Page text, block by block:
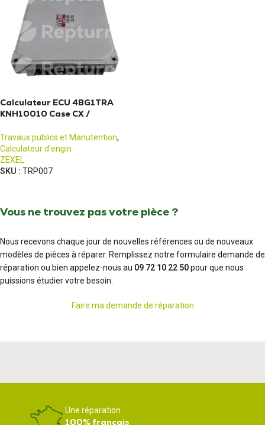
Calculateur ECU 4BG1TRA
KNH10010 Case CX /
Travaux publics et Manutention,
Calculateur d'engin
ZEXEL
SKU : TRP007
Vous ne trouvez pas votre pièce ?
Nous recevons chaque jour de nouvelles références ou de nouveaux
modèles de pièces à réparer. Remplissez notre formulaire demande de
réparation ou bien appelez-nous au 09 72 10 22 50pour que nous
puissions étudier votre besoin.
Faire ma demande de réparation
Une réparation
100% français